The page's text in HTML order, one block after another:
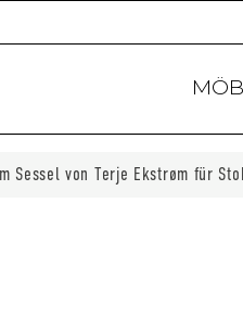
Sessel von Terje Ekstrøm für